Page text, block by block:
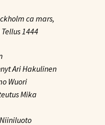
ca mars,
1444
Ari Hakulinen
Wuori
Mika